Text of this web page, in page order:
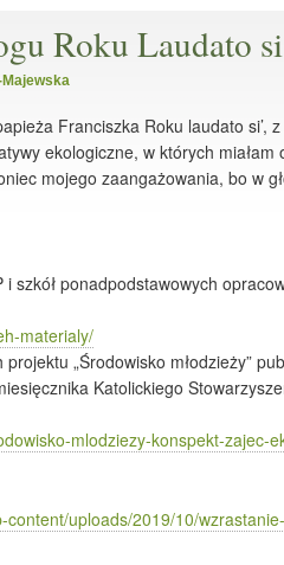
Roku Laudato
Franciszka Roku laudato si’,
ekologiczne, w których miałam
mojego zaangażowania, bo w
szkół ponadpodstawowych
materialy/
„Środowisko młodzieży”
Katolickiego
mlodziezy-konspekt-zajec-
content/uploads/2019/10/